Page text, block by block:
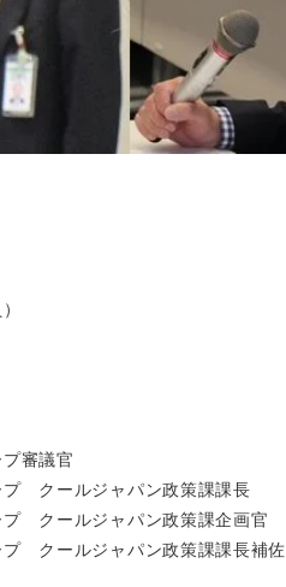
審議官
クールジャパン政策課課長
ールジャパン政策課企画官
クールジャパン政策課課長補佐